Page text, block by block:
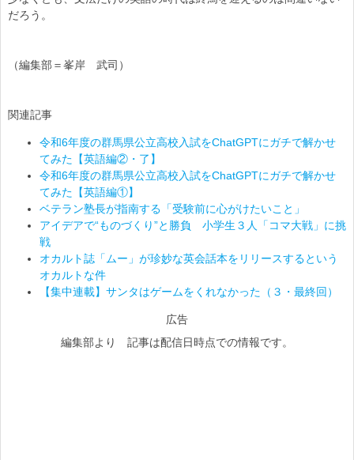
だろう。
（編集部＝峯岸 武司）
関連記事
令和6年度の群馬県公立高校入試をChatGPTにガチで解かせ
てみた【英語編②・了】
令和6年度の群馬県公立高校入試をChatGPTにガチで解かせ
てみた【英語編①】
ベテラン塾長が指南する「受験前に心がけたいこと」
アイデアで“ものづくり”と勝負 小学生３人「コマ大戦」に挑
戦
オカルト誌「ムー」が珍妙な英会話本をリリースするという
オカルトな件
【集中連載】サンタはゲームをくれなかった（３・最終回）
広告
編集部より 記事は配信日時点での情報です。